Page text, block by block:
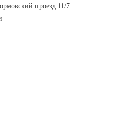
проезд 11/7